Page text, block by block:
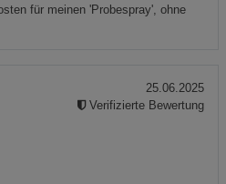
für meinen 'Probespray', ohne
25.06.2025
Verifizierte Bewertung